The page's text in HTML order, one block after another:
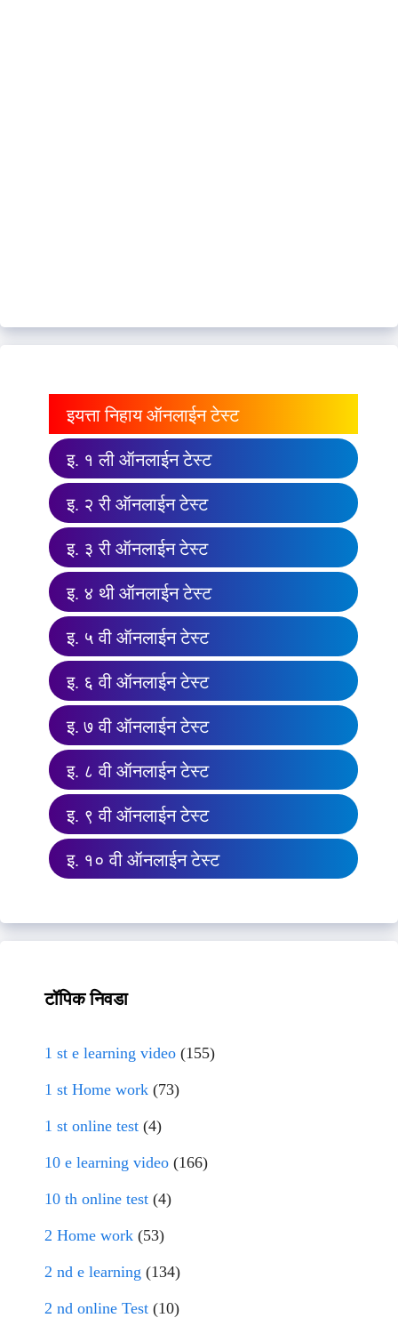
इयत्ता निहाय ऑनलाईन टेस्ट
इ. १ ली ऑनलाईन टेस्ट
इ. २ री ऑनलाईन टेस्ट
इ. ३ री ऑनलाईन टेस्ट
इ. ४ थी ऑनलाईन टेस्ट
इ. ५ वी ऑनलाईन टेस्ट
इ. ६ वी ऑनलाईन टेस्ट
इ. ७ वी ऑनलाईन टेस्ट
इ. ८ वी ऑनलाईन टेस्ट
इ. ९ वी ऑनलाईन टेस्ट
इ. १० वी ऑनलाईन टेस्ट
टॉपिक निवडा
1 st e learning video (155)
1 st Home work (73)
1 st online test (4)
10 e learning video (166)
10 th online test (4)
2 Home work (53)
2 nd e learning (134)
2 nd online Test (10)